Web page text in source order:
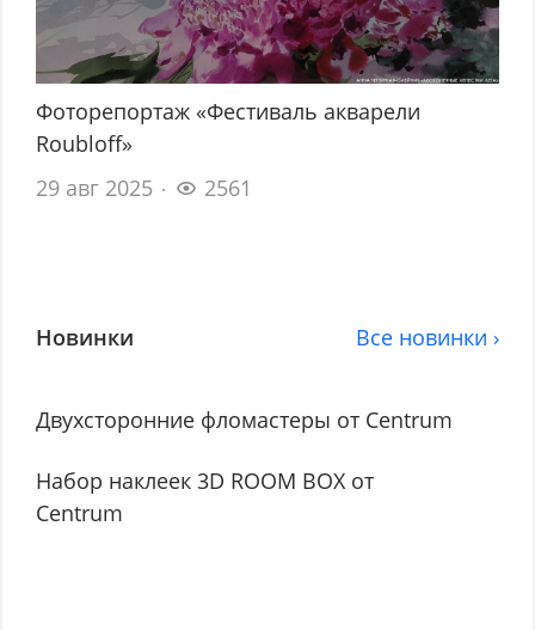
Фоторепортаж «Фестиваль акварели
Roubloff»
29 авг 2025
2561
Новинки Все новинки ›
Двухсторонние фломастеры от Centrum
Набор наклеек 3D ROOM BOX от
Centrum